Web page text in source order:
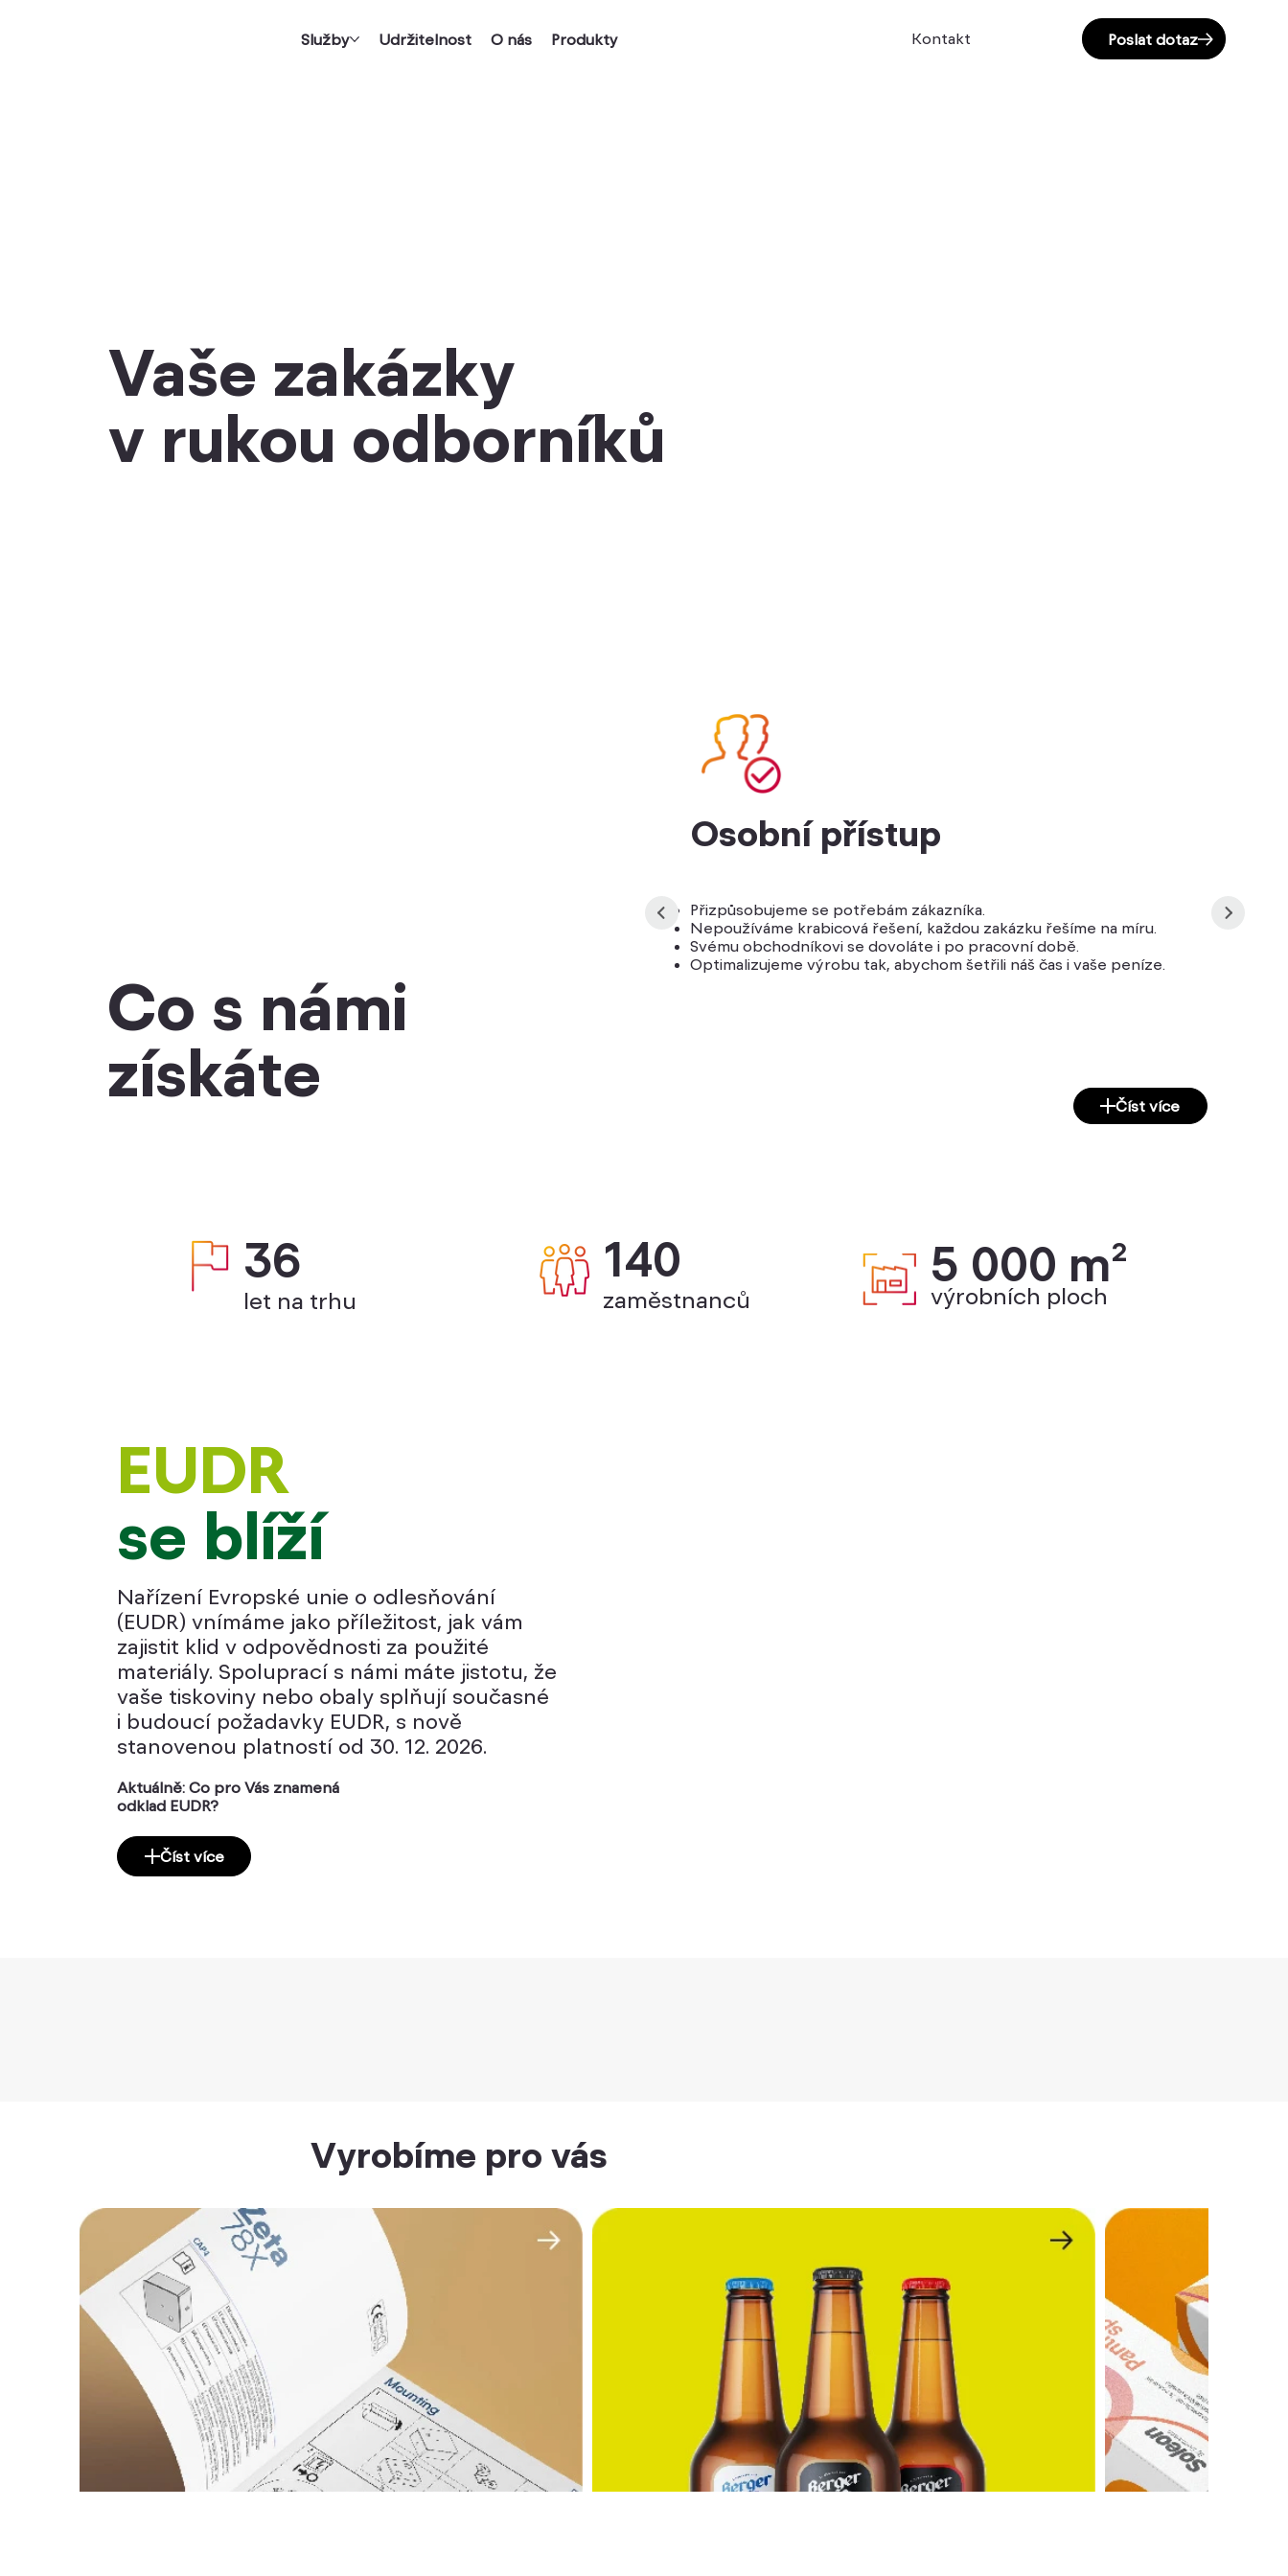
Služby Udržitelnost O nás Produkty Kontakt Poslat dotaz
Vaše zakázky
v rukou odborníků
Co s námi
získáte
Osobní přístup
Přizpůsobujeme se potřebám zákazníka.
Nepoužíváme krabicová řešení, každou zakázku řešíme na míru.
Svému obchodníkovi se dovoláte i po pracovní době.
Optimalizujeme výrobu tak, abychom šetřili náš čas i vaše peníze.
Číst více
36
let na trhu
140
zaměstnanců
5 000 m²
výrobních ploch
EUDR
se blíží
Nařízení Evropské unie o odlesňování
(EUDR) vnímáme jako příležitost, jak vám
zajistit klid v odpovědnosti za použité
materiály. Spoluprací s námi máte jistotu, že
vaše tiskoviny nebo obaly splňují současné
i budoucí požadavky EUDR, s nově
stanovenou platností od 30. 12. 2026.
Aktuálně: Co pro Vás znamená
odklad EUDR?
Číst více
Vyrobíme pro vás